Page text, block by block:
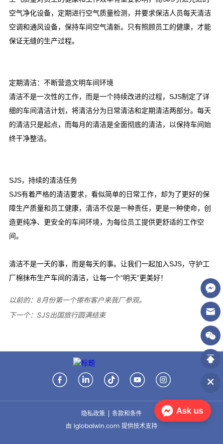
以前的：8月份第一个擦布客户来我厂参观。
下一个：SJS出国旅行圆满结束
隐私政策
条款和条件
由 iglobalwin.com 提供技术支持
Ask us